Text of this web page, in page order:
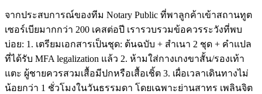
จากประสบการณ์ของทีม Notary Public ที่พาลูกค้าเข้าสถานทูต
เซอร์เบียมากกว่า 200 เคสต่อปี เรารวบรวมข้อควรระวังที่พบ
บ่อย: 1. เตรียมเอกสารเป็นชุด: ต้นฉบับ + สำเนา 2 ชุด + คำแปล
ที่ได้รับ MFA legalization แล้ว 2. ห้ามใส่กางเกงขาสั้น/รองเท้า
แตะ ผู้ชายควรสวมเสื้อมีปกหรือเสื้อเชิ้ต 3. เผื่อเวลาเดินทางไม่
น้อยกว่า 1 ชั่วโมงในวันธรรมดา โดยเฉพาะย่านสาทร เพลินจิต